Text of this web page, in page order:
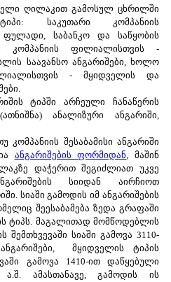
ღილაკით გამოსულ ცხრილში
საკუთარი კომპანიის
საბანკო და საწყობის
კომპანიის ფილიალისთვის -
საავანსო ანგარიშები, ხოლო
- მყიდველის და
ტიპში არჩეული ჩანაწერის
ანალიზური ანგარიში,
კომპანიის შესაბამისი ანგარიში
ანგარიშების ფორმიდან, მაშინ
დაჭერით შეგიძლიათ უკვე
სიიდან აირჩიოთ
სიაში გამოდის იმ ანგარიშების
შეესაბამება ზედა გრაფაში
ტიპს. მაგალითად მომწოდებლის
შემთხვევაში სიაში გამოვა 3110-
მყიდველის ტიპის
გამოვა 1410-ით დაწყებული
ამასთანავე, გამოდის ის